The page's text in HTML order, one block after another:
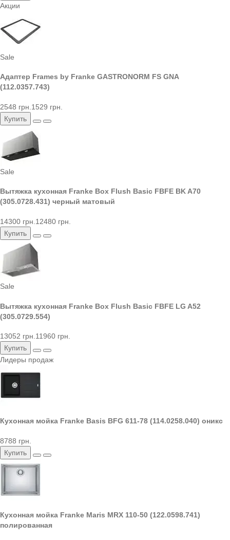
Акции
Sale
Адаптер Frames by Franke GASTRONORM FS GNA
(112.0357.743)
2548 грн. 1529 грн.
Купить
Sale
Вытяжка кухонная Franke Box Flush Basic FBFE BK A70
(305.0728.431) черный матовый
14300 грн. 12480 грн.
Купить
Sale
Вытяжка кухонная Franke Box Flush Basic FBFE LG A52
(305.0729.554)
13052 грн.11960 грн.
Купить
Лидеры продаж
Кухонная мойка Franke Basis BFG 611-78 (114.0258.040) оникс
8788 грн.
Купить
Кухонная мойка Franke Maris MRX 110-50 (122.0598.741)
полированная